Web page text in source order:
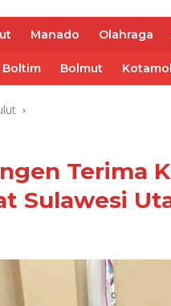
Manado Olahraga
Boltim Bolmut
Terima
Sulawesi